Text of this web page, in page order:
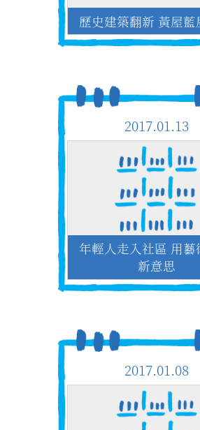
歷史建築翻新 黃屋藍
2017.01.13
年輕人走入社區 用藝
新意思
2017.01.08